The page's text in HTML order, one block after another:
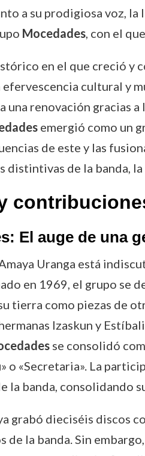
a su prodigiosa voz,
Mocedades, con el
en el que creció y
efervescencia cultural y
una renovación gracias
emergió como un
de este y las
distintivas de la banda,
El auge de una
Uranga está
en 1969, el grupo se
tierra como piezas de
Izaskun y
se consolidó
o «Secretaria». La
la banda, consolidando
grabó dieciséis discos
de la banda. Sin